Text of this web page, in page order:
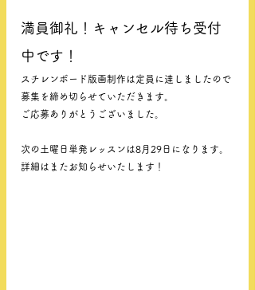
満員御礼！キャンセル待ち受付
中です！
スチレンボード版画制作は定員に達しましたので
募集を締め切らせていただきます。
ご応募ありがとうございました。
次の土曜日単発レッスンは8月29日になります。
詳細はまたお知らせいたします！